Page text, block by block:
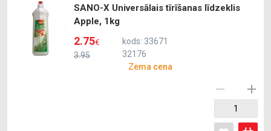
SANO-X Universālais tīrīšanas līdzeklis
Apple, 1kg
3.95
2.75€
kods: 33671
32176
Zema cena